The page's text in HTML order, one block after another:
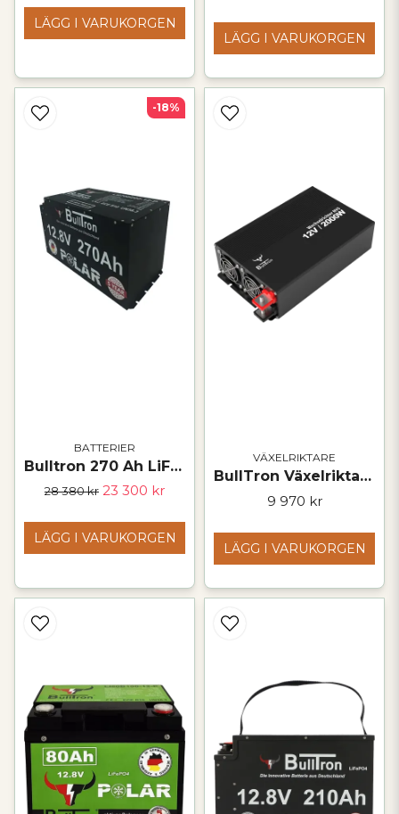
LÄGG I VARUKORGEN
LÄGG I VARUKORGEN
BATTERIER
Bulltron 270 Ah LiFePO₄ Polar-batteri – 12 V
28 380 kr 23 300 kr
LÄGG I VARUKORGEN
-18%
VÄXELRIKTARE
BullTron Växelriktare 2000 W – 12 V / 230 V med nätprioritet
9 970 kr
LÄGG I VARUKORGEN